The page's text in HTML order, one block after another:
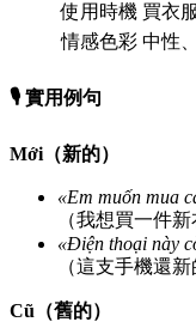
使用時機 買衣
情感色彩 中性
🎙️ 實用例句
Mới（新的）
«Em muốn mua
（我想買一件新
«Điện thoại này
（這支手機還新
Cũ（舊的）